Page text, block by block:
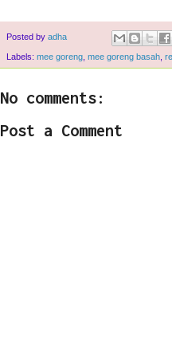
Posted by adha
Labels: mee goreng mee goreng basah
No comments:
Post a Comment